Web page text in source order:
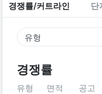
경쟁률/커트라인 단
유형
경쟁률
유형 면적 공고